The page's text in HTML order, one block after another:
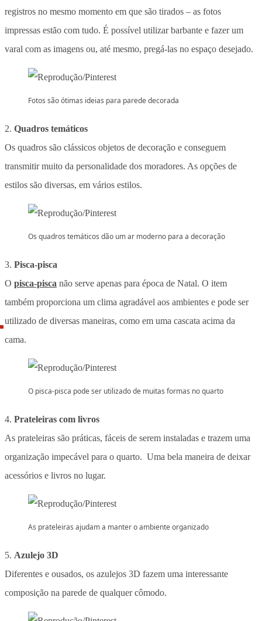
registros no mesmo momento em que são tirados – as fotos
impressas estão com tudo. É possível utilizar barbante e fazer um
varal com as imagens ou, até mesmo, pregá-las no espaço desejado.
Fotos são ótimas ideias para parede decorada
2. Quadros temáticos
Os quadros são clássicos objetos de decoração e conseguem
transmitir muito da personalidade dos moradores. As opções de
estilos são diversas, em vários estilos.
Os quadros temáticos dão um ar moderno para a decoração
3. Pisca-pisca
O pisca-pisca não serve apenas para época de Natal. O item
também proporciona um clima agradável aos ambientes e pode ser
utilizado de diversas maneiras, como em uma cascata acima da
cama.
O pisca-pisca pode ser utilizado de muitas formas no quarto
4. Prateleiras com livros
As prateleiras são práticas, fáceis de serem instaladas e trazem uma
organização impecável para o quarto. Uma bela maneira de deixar
acessórios e livros no lugar.
As prateleiras ajudam a manter o ambiente organizado
5. Azulejo 3D
Diferentes e ousados, os azulejos 3D fazem uma interessante
composição na parede de qualquer cômodo.